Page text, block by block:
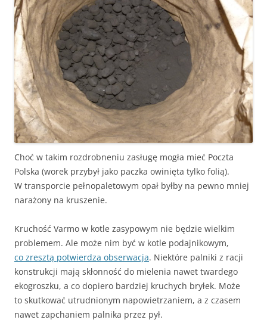
Choć w takim rozdrobneniu zasługę mogła mieć Poczta
Polska (worek przybył jako paczka owinięta tylko folią).
W transporcie pełnopaletowym opał byłby na pewno mniej
narażony na kruszenie.
Kruchość Varmo w kotle zasypowym nie będzie wielkim
problemem. Ale może nim być w kotle podajnikowym,
co zresztą potwierdza obserwacja. Niektóre palniki z racji
konstrukcji mają skłonność do mielenia nawet twardego
ekogroszku, a co dopiero bardziej kruchych bryłek. Może
to skutkować utrudnionym napowietrzaniem, a z czasem
nawet zapchaniem palnika przez pył.